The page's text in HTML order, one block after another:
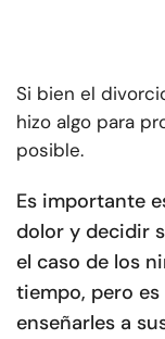
Si bien el
hizo algo para
posible.
Es importante
dolor y decidir
el caso de los
tiempo, pero
enseñarles a